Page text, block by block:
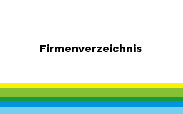
Firmenverzeichnis